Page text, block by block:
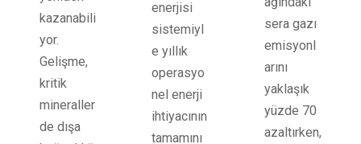
kazanabili
yor.
Gelişme,
kritik
mineraller
de dışa
enerjisi
sistemiyl
e yıllık
operasyo
nel enerji
ihtiyacının
tamamını
sera gazı
emisyonl
arını
yaklaşık
yüzde 70
azaltırken,